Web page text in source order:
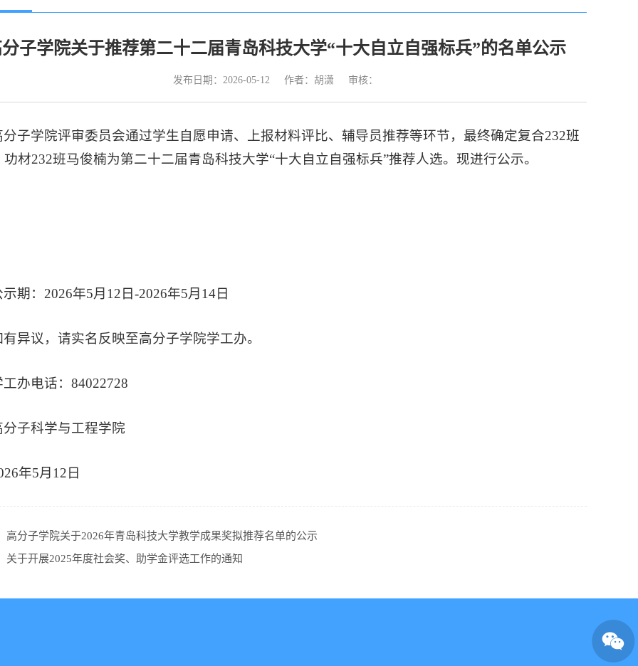
子学院关于推荐第二十二届青岛科技大学“十大自立自强标兵”的名单公示
发布日期：2026-05-12 作者：胡潇 审核：
分子学院评审委员会通过学生自愿申请、上报材料评比、辅导员推荐等环节，最终确定复合232班
功材232班马俊楠为第二十二届青岛科技大学“十大自立自强标兵”推荐人选。现进行公示。
示期：2026年5月12日-2026年5月14日
有异议，请实名反映至高分子学院学工办。
工办电话：84022728
分子科学与工程学院
年5月12日
高分子学院关于2026年青岛科技大学教学成果奖拟推荐名单的公示
关于开展2025年度社会奖、助学金评选工作的通知